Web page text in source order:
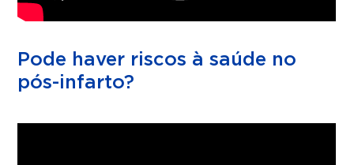
Pode haver riscos à saúde no
pós-infarto?